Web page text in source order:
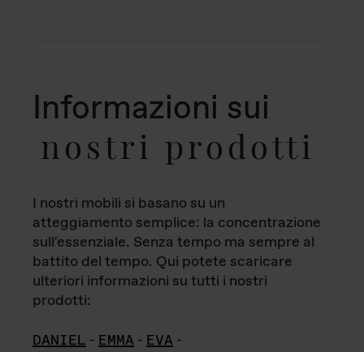
Informazioni sui
nostri prodotti
I nostri mobili si basano su un
atteggiamento semplice: la concentrazione
sull'essenziale. Senza tempo ma sempre al
battito del tempo. Qui potete scaricare
ulteriori informazioni su tutti i nostri
prodotti:
DANIEL - EMMA - EVA -